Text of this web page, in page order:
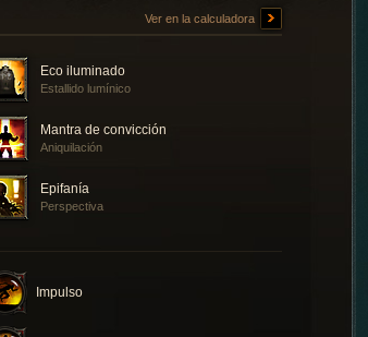
Ver en la calculadora
Eco iluminado
Estallido lumínico
Mantra de convicción
Aniquilación
Epifanía
Perspectiva
Impulso